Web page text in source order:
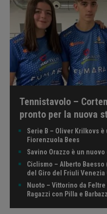
Tennistavolo –
pronto per la nuova
Serie B – Oliver Krilkovs
Fiorenzuola Bees
Savino Orazzo è un
Ciclismo – Alberto Baesso
del Giro del Friuli Venezia
Nuoto – Vittorino da
Ragazzi con Pilla e